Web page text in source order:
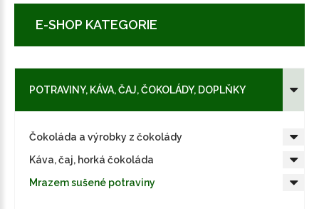
E-SHOP KATEGORIE
POTRAVINY, KÁVA, ČAJ, ČOKOLÁDY, DOPLŇKY
Čokoláda a výrobky z čokolády
Káva, čaj, horká čokoláda
Mrazem sušené potraviny